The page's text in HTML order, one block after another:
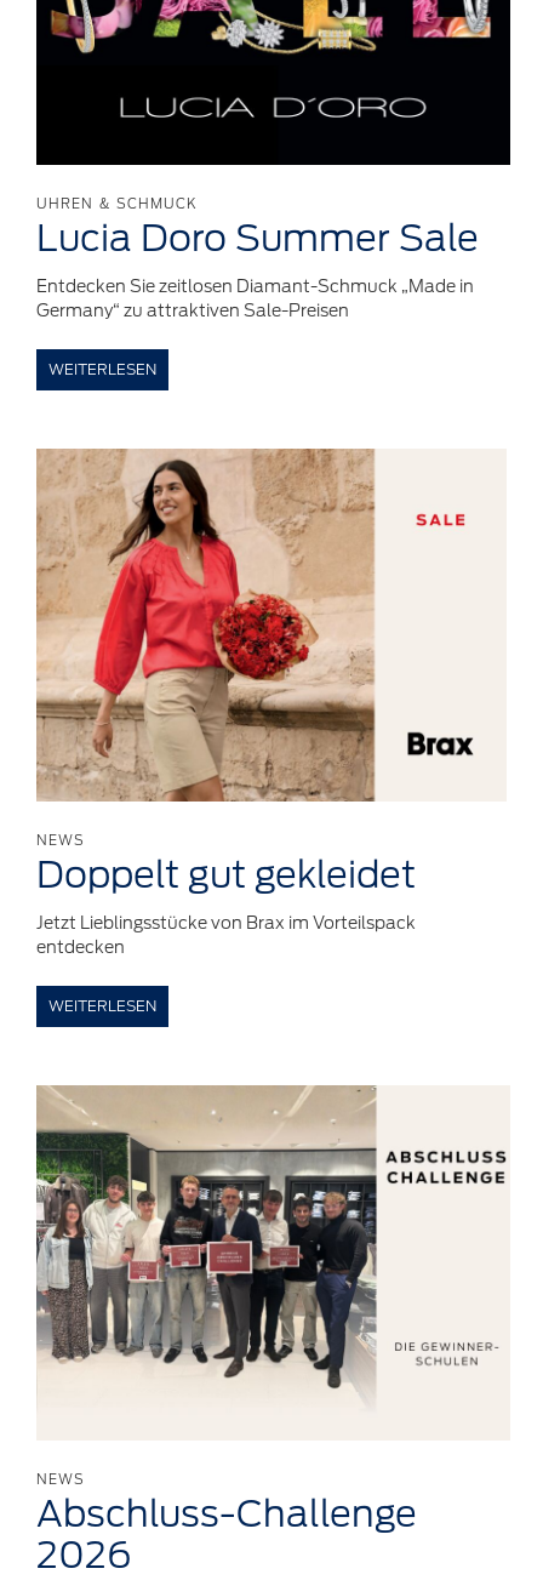
UHREN & SCHMUCK
Lucia Doro Summer Sale
Entdecken Sie zeitlosen Diamant-Schmuck „Made in
Germany“ zu attraktiven Sale-Preisen
WEITERLESEN
NEWS
Doppelt gut gekleidet
Jetzt Lieblingsstücke von Brax im Vorteilspack
entdecken
WEITERLESEN
NEWS
Abschluss-Challenge
2026